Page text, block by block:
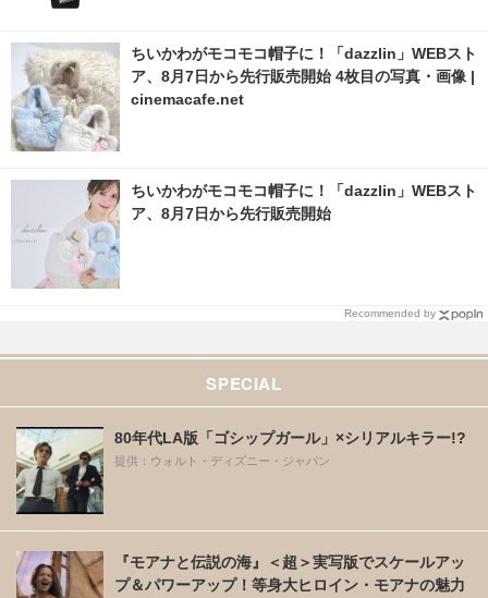
ちいかわがモコモコ帽子に！「dazzlin」WEBスト
ア、8月7日から先行販売開始 4枚目の写真・画像 |
cinemacafe.net
ちいかわがモコモコ帽子に！「dazzlin」WEBスト
ア、8月7日から先行販売開始
Recommended by
SPECIAL
80年代LA版「ゴシップガール」×シリアルキラー!?
提供：ウォルト・ディズニー・ジャパン
『モアナと伝説の海』＜超＞実写版でスケールアッ
プ＆パワーアップ！等身大ヒロイン・モアナの魅力